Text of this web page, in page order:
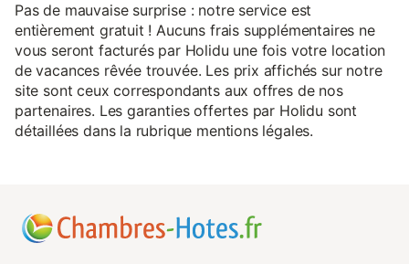
Pas de mauvaise surprise : notre service est
entièrement gratuit ! Aucuns frais supplémentaires ne
vous seront facturés par Holidu une fois votre location
de vacances rêvée trouvée. Les prix affichés sur notre
site sont ceux correspondants aux offres de nos
partenaires. Les garanties offertes par Holidu sont
détaillées dans la rubrique mentions légales.